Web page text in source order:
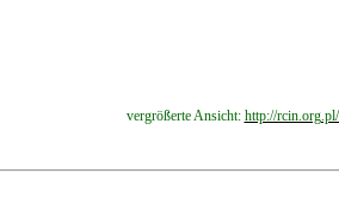
vergrößerte Ansicht: http://